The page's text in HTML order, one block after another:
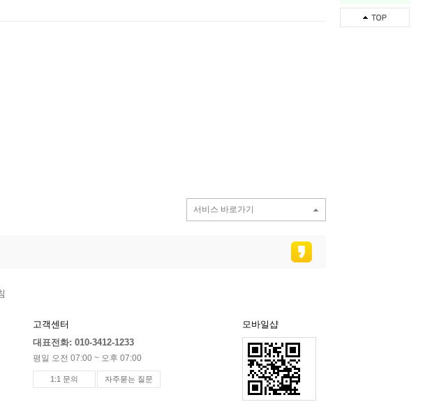
서비스 바로가기
고객센터
대표전화: 010-3412-1233
평일 오전 07:00 ~ 오후 07:00
1:1 문의 자주묻는 질문
모바일샵